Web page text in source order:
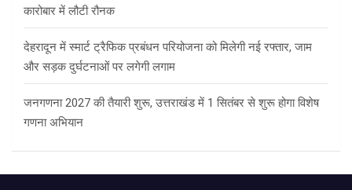
कारोबार में लौटी रौनक
देहरादून में स्मार्ट ट्रैफिक प्रबंधन परियोजना को मिलेगी नई रफ्तार, जाम
और सड़क दुर्घटनाओं पर लगेगी लगाम
जनगणना 2027 की तैयारी शुरू, उत्तराखंड में 1 सितंबर से शुरू होगा विशेष
गणना अभियान